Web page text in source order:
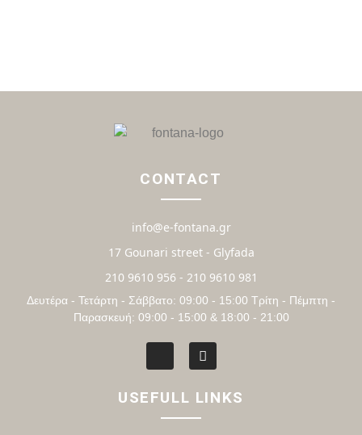
CONTACT
info@e-fontana.gr
17 Gounari street - Glyfada
210 9610 956 - 210 9610 981
Δευτέρα - Τετάρτη - Σάββατο: 09:00 - 15:00 Τρίτη - Πέμπτη -
Παρασκευή: 09:00 - 15:00 & 18:00 - 21:00
USEFULL LINKS